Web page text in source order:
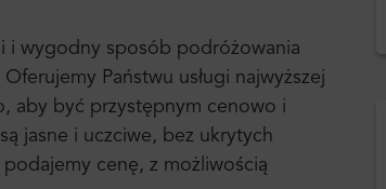
i wygodny sposób podróżowania
Oferujemy Państwu usługi najwyższej
aby być przystępnym cenowo i
jasne i uczciwe, bez ukrytych
cenę, z możliwością